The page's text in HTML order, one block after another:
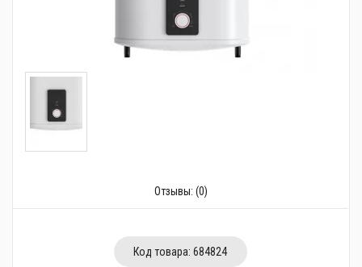
Отзывы: (0)
Код товара: 684824
Полотенцесушители
Стабилизаторы, аккумуляторы, генераторы
Средства для монтажа и ухода